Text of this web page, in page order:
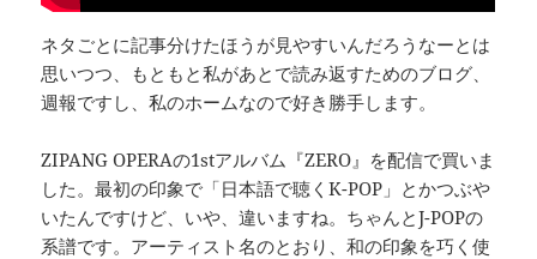
ネタごとに記事分けたほうが見やすいんだろうなーとは
思いつつ、もともと私があとで読み返すためのブログ、
週報ですし、私のホームなので好き勝手します。
ZIPANG OPERAの1stアルバム『ZERO』を配信で買いま
した。最初の印象で「日本語で聴くK-POP」とかつぶや
いたんですけど、いや、違いますね。ちゃんとJ-POPの
系譜です。アーティスト名のとおり、和の印象を巧く使